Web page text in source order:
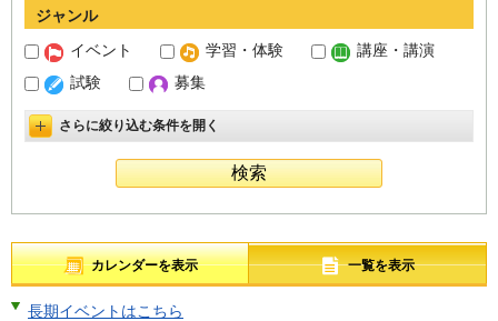
ジャンル
イベント
学習・体験
講座・講演
試験
募集
詳細設定を開く
さらに絞り込む条件を開く
カレンダーを表示 一覧を表示
長期イベントはこちら